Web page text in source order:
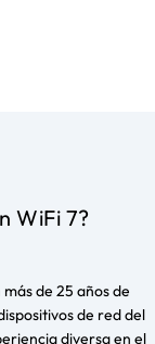
WiFi 7?
de 25 años de
de red del
diversa en el